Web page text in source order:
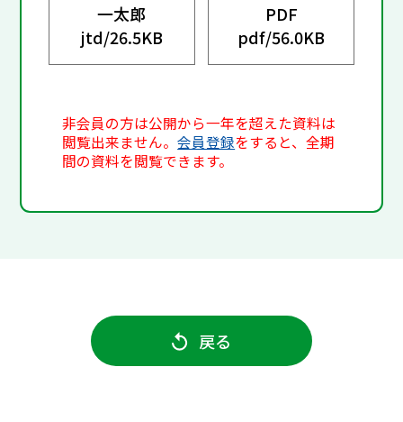
一太郎
jtd/26.5KB
PDF
pdf/56.0KB
非会員の方は公開から一年を超えた資料は
閲覧出来ません。会員登録をすると、全期
間の資料を閲覧できます。
戻る